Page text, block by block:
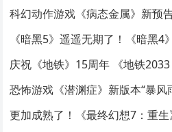
科幻动作游戏《病态金属》新预
《暗黑5》遥遥无期了！《暗黑4
庆祝《地铁》15周年 《地铁
恐怖游戏《潜渊症》新版本“暴风
更加成熟了！《最终幻想7：重